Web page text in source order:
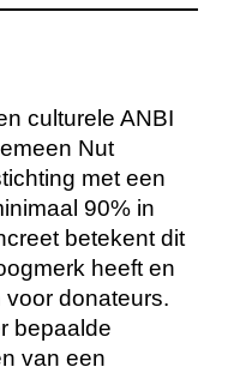
culturele ANBI
Nut
met een
90% in
betekent dit
heeft en
donateurs.
bepaalde
van een